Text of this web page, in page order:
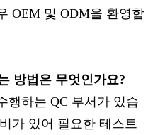
OEM 및 ODM을 환영합
방법은 무엇인가요?
행하는 QC 부서가 있습
가 있어 필요한 테스트